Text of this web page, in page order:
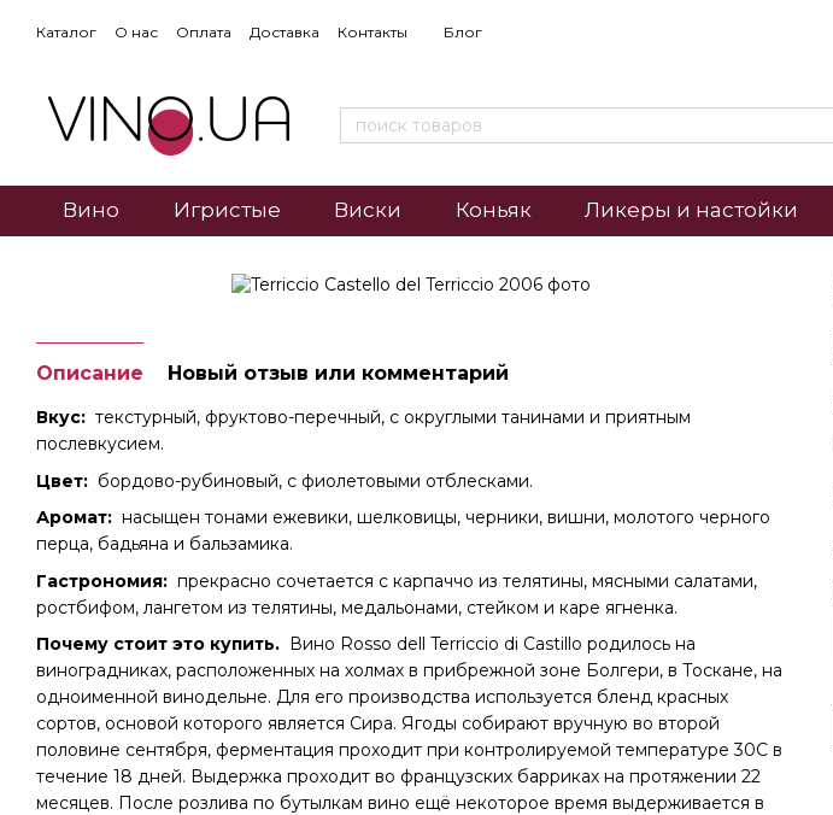
Каталог О нас Оплата Доставка Контакты Блог
Вино Игристые Виски Коньяк Ликеры и настойки
Описание Новый отзыв или комментарий
Вкус: текстурный, фруктово-перечный, с округлыми танинами и приятным
послевкусием.
Цвет: бордово-рубиновый, с фиолетовыми отблесками.
Аромат: насыщен тонами ежевики, шелковицы, черники, вишни, молотого черного
перца, бадьяна и бальзамика.
Гастрономия: прекрасно сочетается с карпаччо из телятины, мясными салатами,
ростбифом, лангетом из телятины, медальонами, стейком и каре ягненка.
Почему стоит это купить. Вино Rosso dell Terriccio di Castillo родилось на
виноградниках, расположенных на холмах в прибрежной зоне Болгери, в Тоскане, на
одноименной винодельне. Для его производства используется бленд красных
сортов, основой которого является Сира. Ягоды собирают вручную во второй
половине сентября, ферментация проходит при контролируемой температуре 30С в
течение 18 дней. Выдержка проходит во французских барриках на протяжении 22
месяцев. После розлива по бутылкам вино ещё некоторое время выдерживается в